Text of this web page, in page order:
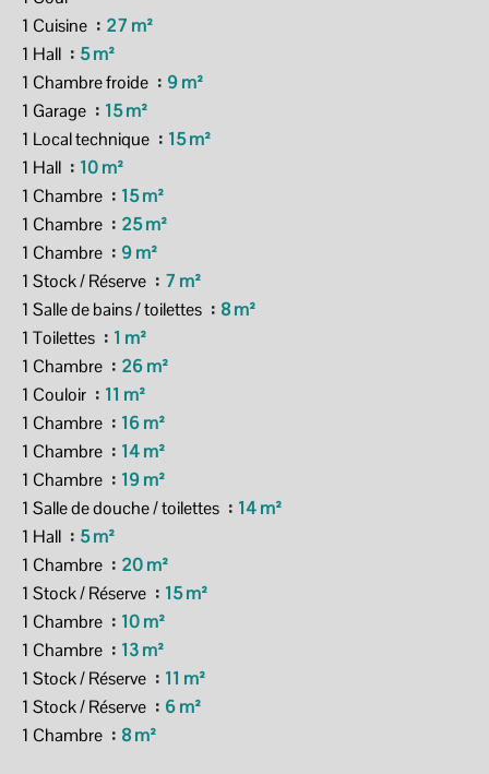
1 Cuisine
27 m²
1 Hall
5 m²
1 Chambre froide
9 m²
1 Garage
15 m²
1 Local technique
15 m²
1 Hall
10 m²
1 Chambre
15 m²
1 Chambre
25 m²
1 Chambre
9 m²
1 Stock / Réserve
7 m²
1 Salle de bains / toilettes
8 m²
1 Toilettes
1 m²
1 Chambre
26 m²
1 Couloir
11 m²
1 Chambre
16 m²
1 Chambre
14 m²
1 Chambre
19 m²
1 Salle de douche / toilettes
14 m²
1 Hall
5 m²
1 Chambre
20 m²
1 Stock / Réserve
15 m²
1 Chambre
10 m²
1 Chambre
13 m²
1 Stock / Réserve
11 m²
1 Stock / Réserve
6 m²
1 Chambre
8 m²